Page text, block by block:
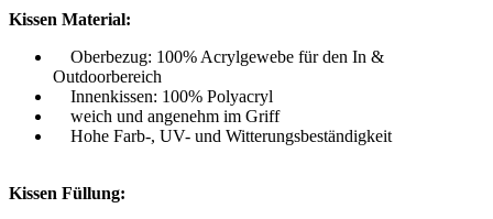
Kissen Material:
Oberbezug: 100% Acrylgewebe für den In &
Outdoorbereich
Innenkissen: 100% Polyacryl
weich und angenehm im Griff
Hohe Farb-, UV- und Witterungsbeständigkeit
Kissen Füllung: